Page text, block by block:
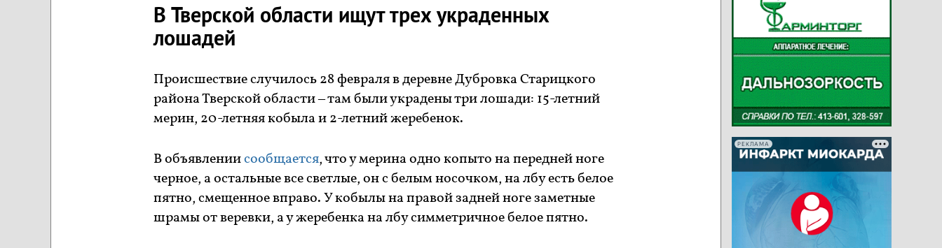
В Тверской области ищут трех украденных
лошадей
Происшествие случилось 28 февраля в деревне Дубровка Старицкого
района Тверской области – там были украдены три лошади: 15-летний
мерин, 20-летняя кобыла и 2-летний жеребенок.
В объявлениисообщается, что у мерина одно копыто на передней ноге
черное, а остальные все светлые, он с белым носочком, на лбу есть белое
пятно, смещенное вправо. У кобылы на правой задней ноге заметные
шрамы от веревки, а у жеребенка на лбу симметричное белое пятно.
РЕКЛАМА